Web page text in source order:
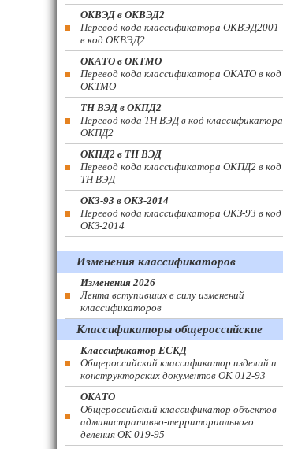
ОКВЭД в ОКВЭД2
Перевод кода классификатора ОКВЭД2001
в код ОКВЭД2
ОКАТО в ОКТМО
Перевод кода классификатора ОКАТО в код
ОКТМО
ТН ВЭД в ОКПД2
Перевод кода ТН ВЭД в код классификатора
ОКПД2
ОКПД2 в ТН ВЭД
Перевод кода классификатора ОКПД2 в код
ТН ВЭД
ОКЗ-93 в ОКЗ-2014
Перевод кода классификатора ОКЗ-93 в код
ОКЗ-2014
Изменения классификаторов
Изменения 2026
Лента вступивших в силу изменений
классификаторов
Классификаторы общероссийские
Классификатор ЕСКД
Общероссийский классификатор изделий и
конструкторских документов ОК 012-93
ОКАТО
Общероссийский классификатор объектов
административно-территориального
деления ОК 019-95